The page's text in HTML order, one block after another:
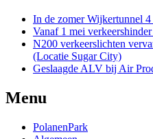
In de zomer Wijkertunnel
Vanaf 1 mei
N200 verkeerslichten
(Locatie Sugar City)
Geslaagde ALV bij Air
Menu
PolanenPark